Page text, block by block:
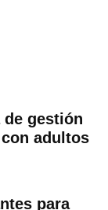
de gestión
adultos
para